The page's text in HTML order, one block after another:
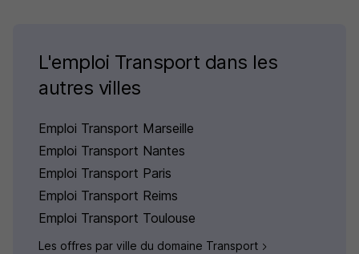
L'emploi Transport dans les
autres villes
Emploi Transport Marseille
Emploi Transport Nantes
Emploi Transport Paris
Emploi Transport Reims
Emploi Transport Toulouse
Les offres par ville du domaine Transport